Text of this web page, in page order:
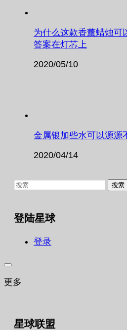
为什么这款香薰蜡烛可
答案在灯芯上
2020/05/10
金属银加些水可以源源
2020/04/14
搜
登陆星球
登录
更多
星球联盟